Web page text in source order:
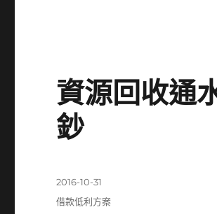
資源回收通
鈔
發
佈
2016-10-31
分
借款低利方案